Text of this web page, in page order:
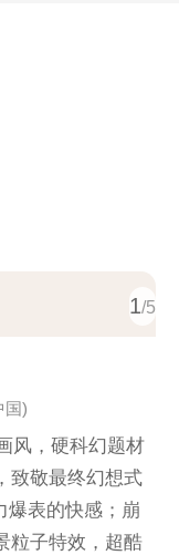
1/5
国)
风，硬科幻题材
致敬最终幻想式
爆表的快感；崩
粒子特效，超酷